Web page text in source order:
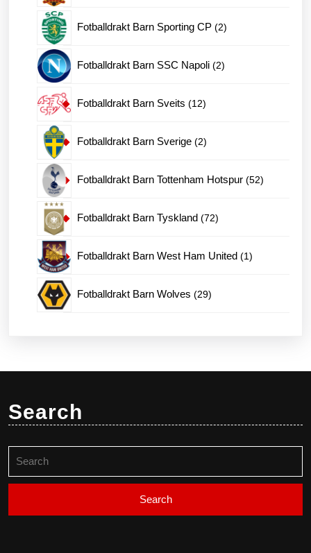
Fotballdrakt Barn Sporting CP 22
Fotballdrakt Barn SSC Napoli 22
Fotballdrakt Barn Sveits 1212
Fotballdrakt Barn Sverige 22
Fotballdrakt Barn Tottenham Hotspur 5252
Fotballdrakt Barn Tyskland 7272
Fotballdrakt Barn West Ham United 11
Fotballdrakt Barn Wolves 2929
Search
for: